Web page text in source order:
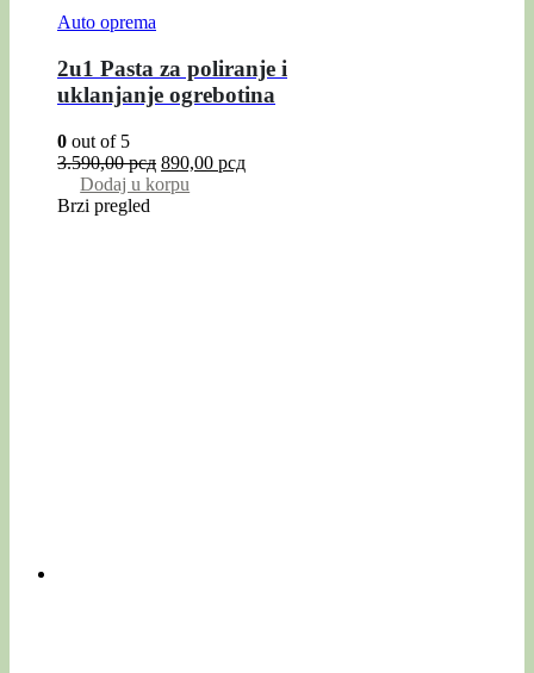
Auto oprema
2u1 Pasta za poliranje i
uklanjanje ogrebotina
0 out of 5
3.590,00рсд 890,00 рсд
Dodaj u korpu
Brzi pregled